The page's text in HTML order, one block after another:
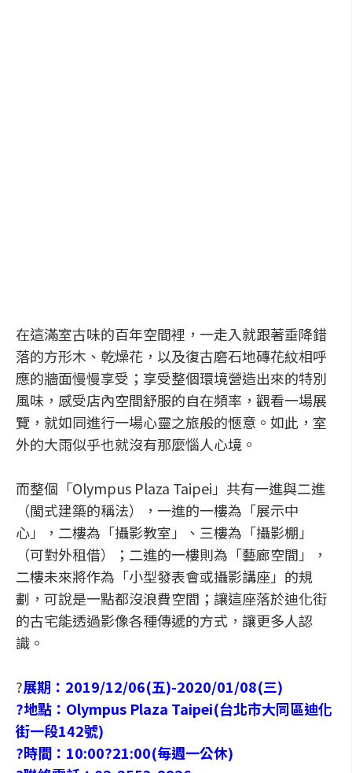
在這滿室古味的百年空間裡，一走入就跟著垂降錯
落的方形木、乾燥花，以及復古磨石地磚花紋相呼
應的牆面慢慢享受；享受整個環境營造出來的特別
風味，感受店內空間舒服的自在頻率，觀看一場展
覽，就如同進行一場心靈之旅般的愜意。如此，室
外的大雨似乎也就沒有那麼惱人心境。
而整個「Olympus Plaza Taipei」共有一進與二進
（閩式建築的稱法），一進的一樓為「展示中
心」，二樓為「攝影教室」、三樓為「攝影棚」
（可對外租借）；二進的一樓則為「藝廊空間」，
二樓未來將作為「小型發表會或攝影講座」的規
劃，可說是一點都沒浪費空間；讓這座落於迪化街
的古宅能透過影像各種傳遞的方式，讓更多人認
識。
?展期 ： 2019/12/06(五)-2020/01/08(三)
?地點：Olympus Plaza Taipei(台北市大同區迪化
街一段142號)
?時間：10:00?21:00(每週一公休)